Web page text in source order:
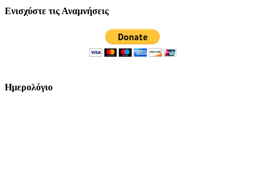
Ενισχύστε τις Αναμνήσεις
Ημερολόγιο